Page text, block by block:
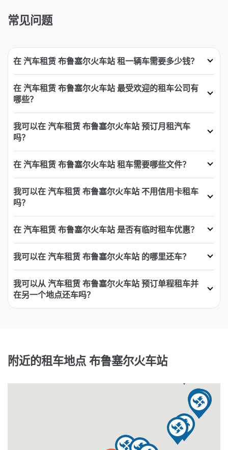
常见问题
在 汽车租赁 布鲁塞尔火车站 租一辆车需要多少钱？
在 汽车租赁 布鲁塞尔火车站 最受欢迎的租车公司有
哪些？
我可以在 汽车租赁 布鲁塞尔火车站 预订月租汽车
吗？
在 汽车租赁 布鲁塞尔火车站 租车需要哪些文件？
我可以在 汽车租赁 布鲁塞尔火车站 不用信用卡租车
吗？
在 汽车租赁 布鲁塞尔火车站 是否有临时租车优惠？
我可以在 汽车租赁 布鲁塞尔火车站 的哪里还车？
我可以从 汽车租赁 布鲁塞尔火车站 预订单程租车并
在另一个地点还车吗？
附近的租车地点 布鲁塞尔火车站